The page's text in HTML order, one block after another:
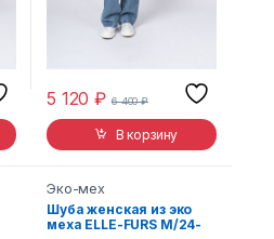
5 120₽ 6 400₽
В корзину
Эко-мех
Шуба женская из эко
меха ELLE-FURS M/24-